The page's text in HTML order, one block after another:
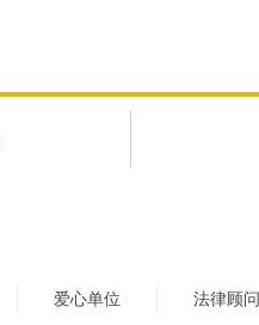
爱心单位 法律顾问